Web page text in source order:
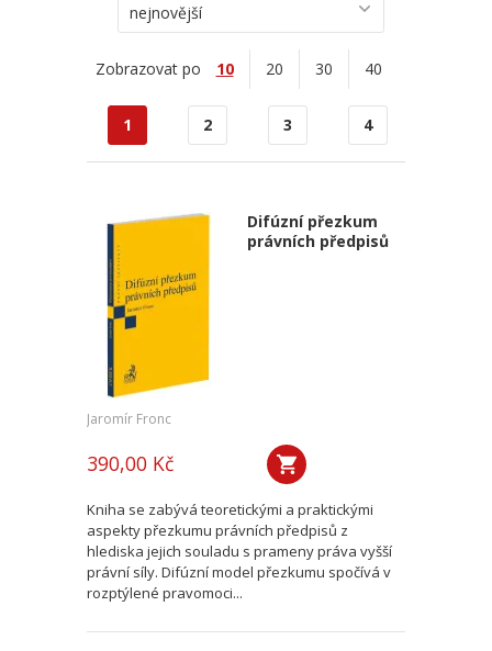
nejnovější
Zobrazovat po 10 20 30 40
1 2 3 4
Difúzní přezkum
právních předpisů
Jaromír Fronc
390,00 Kč
Kniha se zabývá teoretickými a praktickými
aspekty přezkumu právních předpisů z
hlediska jejich souladu s prameny práva vyšší
právní síly. Difúzní model přezkumu spočívá v
rozptýlené pravomoci...